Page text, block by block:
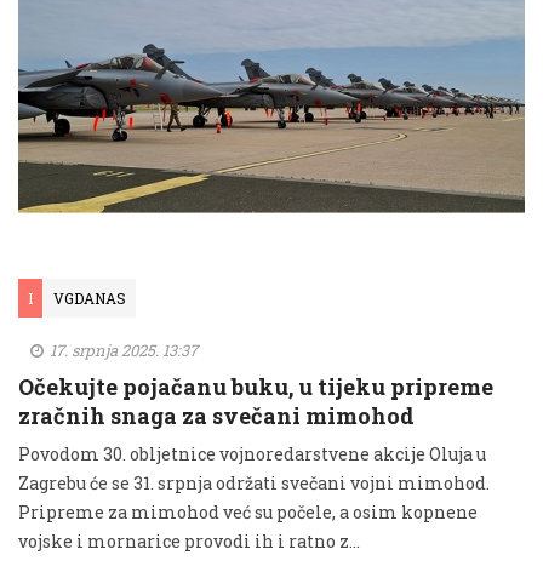
I VGDANAS
17. srpnja 2025. 13:37
Očekujte pojačanu buku, u tijeku pripreme
zračnih snaga za svečani mimohod
Povodom 30. obljetnice vojnoredarstvene akcije Oluja u
Zagrebu će se 31. srpnja održati svečani vojni mimohod.
Pripreme za mimohod već su počele, a osim kopnene
vojske i mornarice provodi ih i ratno z...